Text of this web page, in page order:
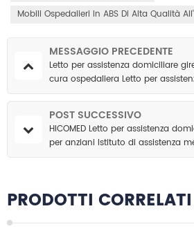
Mobili Ospedalieri In ABS Di Alta Qualità
MESSAGGIO PRECEDENTE
Letto per assistenza domiciliare
cura ospedaliera Letto per
rotante multifunzionale per uso
POST SUCCESSIVO
HICOMED Letto per assistenza
per anziani Istituto di assistenza
rotante multifunzionale per uso
PRODOTTI CORRELATI